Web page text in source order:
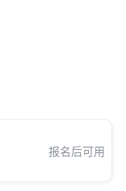
报名后可用